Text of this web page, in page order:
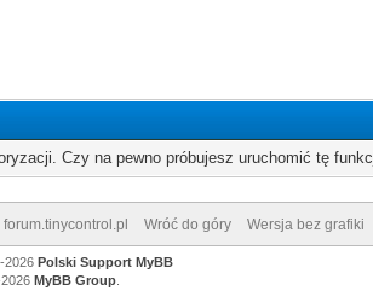
Czy na pewno próbujesz uruchomić tę
forum.tinycontrol.pl Wróć do góry Wersja bez grafiki
2026 Polski Support MyBB
2026 MyBB Group